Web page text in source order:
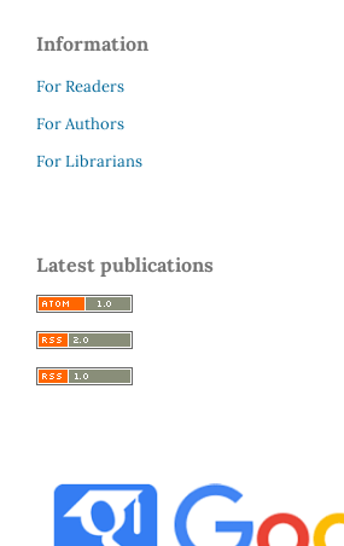
Information
For Readers
For Authors
For Librarians
Latest publications